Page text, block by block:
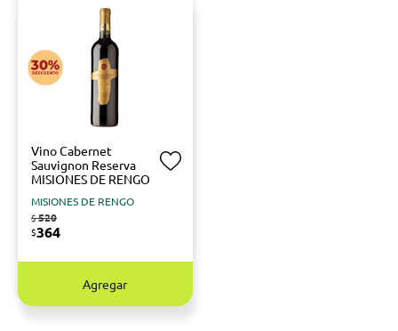
Vino Cabernet
Sauvignon Reserva
MISIONES DE RENGO
MISIONES DE RENGO
$520
$364
Agregar